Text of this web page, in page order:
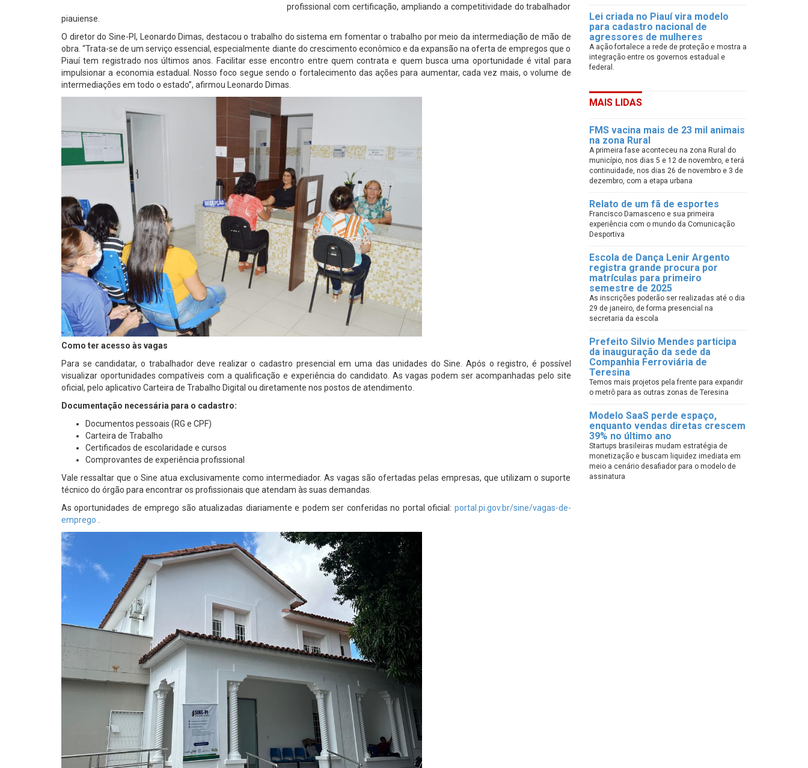
profissional com certificação, ampliando a competitividade do trabalhador
piauiense.
O diretor do Sine-PI, Leonardo Dimas, destacou o trabalho do sistema em fomentar o trabalho por meio da intermediação de mão de
obra. “Trata-se de um serviço essencial, especialmente diante do crescimento econômico e da expansão na oferta de empregos que o
Piauí tem registrado nos últimos anos. Facilitar esse encontro entre quem contrata e quem busca uma oportunidade é vital para
impulsionar a economia estadual. Nosso foco segue sendo o fortalecimento das ações para aumentar, cada vez mais, o volume de
intermediações em todo o estado”, afirmou Leonardo Dimas.
Como ter acesso às vagas
Para se candidatar, o trabalhador deve realizar o cadastro presencial em uma das unidades do Sine. Após o registro, é possível
visualizar oportunidades compatíveis com a qualificação e experiência do candidato. As vagas podem ser acompanhadas pelo site
oficial, pelo aplicativo Carteira de Trabalho Digital ou diretamente nos postos de atendimento.
Documentação necessária para o cadastro:
Documentos pessoais (RG e CPF)
Carteira de Trabalho
Certificados de escolaridade e cursos
Comprovantes de experiência profissional
Vale ressaltar que o Sine atua exclusivamente como intermediador. As vagas são ofertadas pelas empresas, que utilizam o suporte
técnico do órgão para encontrar os profissionais que atendam às suas demandas.
As oportunidades de emprego são atualizadas diariamente e podem ser conferidas no portal oficial: portal.pi.gov.br/sine/vagas-de-
emprego
Lei criada no Piauí vira modelo
para cadastro nacional de
agressores de mulheres
A ação fortalece a rede de proteção e mostra a
integração entre os governos estadual e
federal.
MAIS LIDAS
FMS vacina mais de 23 mil animais
na zona Rural
A primeira fase aconteceu na zona Rural do
município, nos dias 5 e 12 de novembro, e terá
continuidade, nos dias 26 de novembro e 3 de
dezembro, com a etapa urbana
Relato de um fã de esportes
Francisco Damasceno e sua primeira
experiência com o mundo da Comunicação
Desportiva
Escola de Dança Lenir Argento
registra grande procura por
matrículas para primeiro
semestre de 2025
As inscrições poderão ser realizadas até o dia
29 de janeiro, de forma presencial na
secretaria da escola
Prefeito Silvio Mendes participa
da inauguração da sede da
Companhia Ferroviária de
Teresina
Temos mais projetos pela frente para expandir
o metrô para as outras zonas de Teresina
Modelo SaaS perde espaço,
enquanto vendas diretas crescem
39% no último ano
Startups brasileiras mudam estratégia de
monetização e buscam liquidez imediata em
meio a cenário desafiador para o modelo de
assinatura